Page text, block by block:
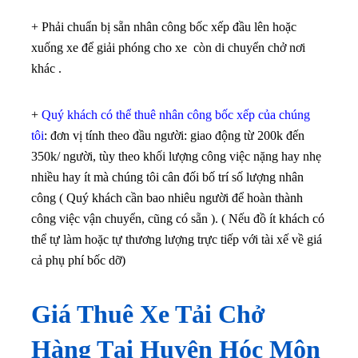
+ Phải chuẩn bị sẵn nhân công bốc xếp đầu lên hoặc
xuống xe để giải phóng cho xe còn di chuyển chở nơi
khác .
+ Quý khách có thể thuê nhân công bốc xếp của chúng
tôi: đơn vị tính theo đầu người: giao động từ 200k đến
350k/ người, tùy theo khối lượng công việc nặng hay nhẹ
nhiều hay ít mà chúng tôi cân đối bố trí số lượng nhân
công ( Quý khách cần bao nhiêu người để hoàn thành
công việc vận chuyển, cũng có sẵn ). ( Nếu đồ ít khách có
thể tự làm hoặc tự thương lượng trực tiếp với tài xế về giá
cả phụ phí bốc dỡ)
Giá Thuê Xe Tải Chở
Hàng Tại Huyện Hóc Môn